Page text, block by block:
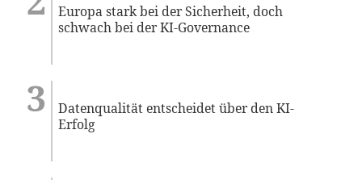
Europa stark bei der Sicherheit, doch
schwach bei der KI-Governance
Datenqualität entscheidet über den KI-
Erfolg